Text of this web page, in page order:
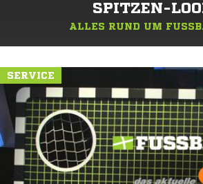
SPITZEN-
ALLES RUND UM
SERVICE